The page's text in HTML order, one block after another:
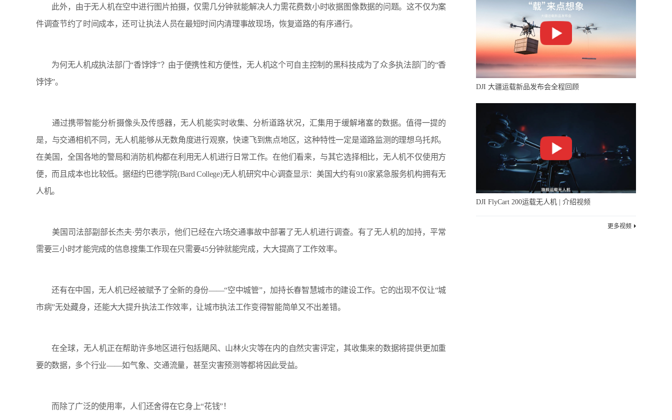
此外，由于无人机在空中进行图片拍摄，仅需几分钟就能解决人力需花费数小时收据图像数据的问题。这不仅为案
件调查节约了时间成本，还可让执法人员在最短时间内清理事故现场，恢复道路的有序通行。
为何无人机成执法部门“香饽饽”？由于便携性和方便性，无人机这个可自主控制的黑科技成为了众多执法部门的“香
饽饽”。
通过携带智能分析摄像头及传感器，无人机能实时收集、分析道路状况，汇集用于缓解堵塞的数据。值得一提的
是，与交通相机不同，无人机能够从无数角度进行观察，快速飞到焦点地区，这种特性一定是道路监测的理想乌托邦。
在美国，全国各地的警局和消防机构都在利用无人机进行日常工作。在他们看来，与其它选择相比，无人机不仅使用方
便，而且成本也比较低。据纽约巴德学院(Bard College)无人机研究中心调查显示：美国大约有910家紧急服务机构拥有无
人机。
美国司法部副部长杰夫·劳尔表示，他们已经在六场交通事故中部署了无人机进行调查。有了无人机的加持，平常
需要三小时才能完成的信息搜集工作现在只需要45分钟就能完成，大大提高了工作效率。
还有在中国，无人机已经被赋予了全新的身份——“空中城管”，加持长春智慧城市的建设工作。它的出现不仅让“城
市病”无处藏身，还能大大提升执法工作效率，让城市执法工作变得智能简单又不出差错。
在全球，无人机正在帮助许多地区进行包括飓风、山林火灾等在内的自然灾害评定，其收集来的数据将提供更加重
要的数据，多个行业——如气象、交通流量，甚至灾害预测等都将因此受益。
而除了广泛的使用率，人们还舍得在它身上“花钱”！
DJI 大疆运载新品发布会全程回顾
DJI FlyCart 200运载无人机 | 介绍视频
更多视频